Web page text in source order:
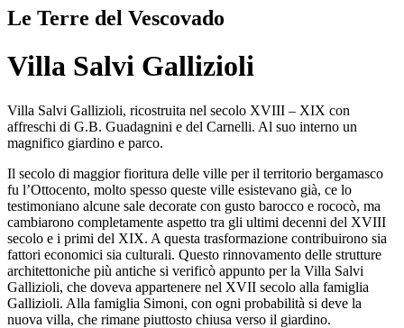
Le Terre del Vescovado
Villa Salvi Gallizioli
Villa Salvi Gallizioli, ricostruita nel secolo XVIII – XIX con
affreschi di G.B. Guadagnini e del Carnelli. Al suo interno un
magnifico giardino e parco.
Il secolo di maggior fioritura delle ville per il territorio bergamasco
fu l’Ottocento, molto spesso queste ville esistevano già, ce lo
testimoniano alcune sale decorate con gusto barocco e rococò, ma
cambiarono completamente aspetto tra gli ultimi decenni del XVIII
secolo e i primi del XIX. A questa trasformazione contribuirono sia
fattori economici sia culturali. Questo rinnovamento delle strutture
architettoniche più antiche si verificò appunto per la Villa Salvi
Gallizioli, che doveva appartenere nel XVII secolo alla famiglia
Gallizioli. Alla famiglia Simoni, con ogni probabilità si deve la
nuova villa, che rimane piuttosto chiusa verso il giardino.